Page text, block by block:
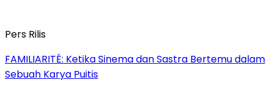
Pers Rilis
FAMILIARITÉ: Ketika Sinema dan Sastra Bertemu dalam
Sebuah Karya Puitis